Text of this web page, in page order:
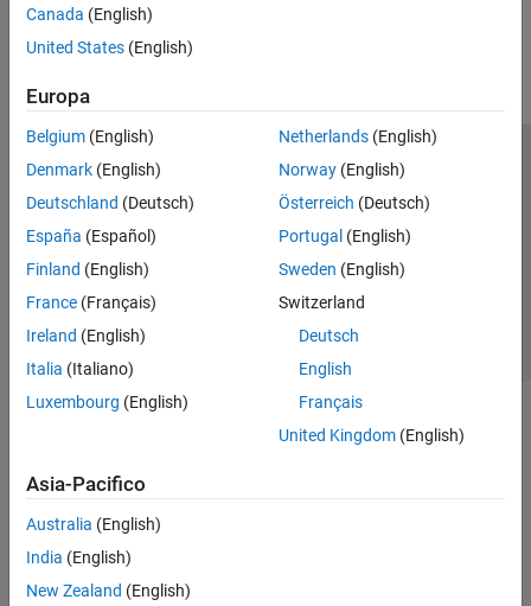
Canada (English)
United States (English)
Europa
Belgium (English)
Denmark (English)
Deutschland (Deutsch)
España (Español)
Finland (English)
France (Français)
Ireland (English)
Italia (Italiano)
Luxembourg (English)
Netherlands(English)
Norway(English)
Österreich (Deutsch)
Portugal (English)
Sweden (English)
Switzerland
Deutsch
English
Français
United Kingdom(English)
Asia-Pacifico
Australia (English)
India (English)
New Zealand (English)
Centro di fiducia
Informativa sulla privacy
Antipirateria
Stato dell'applicazione
Contatti
© 1994-2026 The MathWorks, Inc.